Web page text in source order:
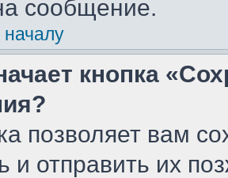
сообщение.
началу
кнопка
позволяет вам
и отправить их